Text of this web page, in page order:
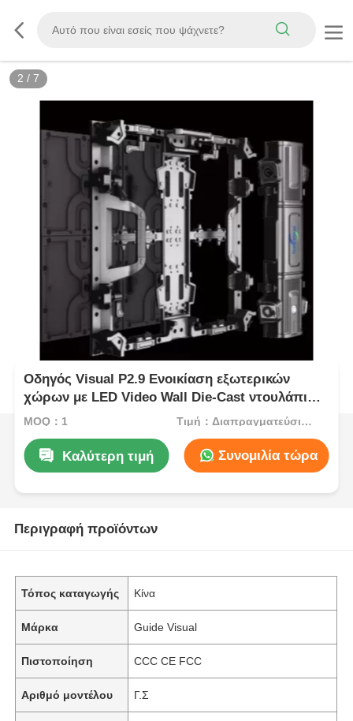
2 / 7
Οδηγός Visual P2.9 Ενοικίαση εξωτερικών
χώρων με LED Video Wall Die-Cast ντουλάπι
Οθόνη σκηνής χωρίς ραφή για εκδηλώσεις
MOQ：1 Τιμή：Διαπραγματεύσιμος
Καλύτερη τιμή Συνομιλία τώρα
Περιγραφή προϊόντων
Τόπος καταγωγής Κίνα
Μάρκα Guide Visual
Πιστοποίηση CCC CE FCC
Αριθμό μοντέλου Γ.Σ